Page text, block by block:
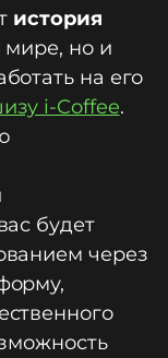
история
мире, но и
на его
i-Coffee.
будет
через